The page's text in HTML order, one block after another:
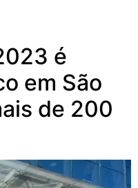
é
em São
de 200